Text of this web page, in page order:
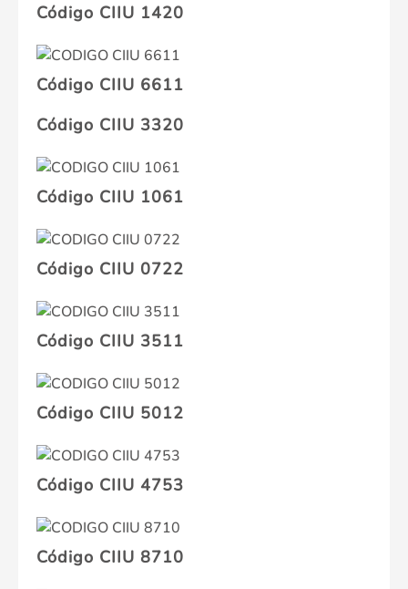
Código CIIU 1420
Código CIIU 6611
Código CIIU 3320
Código CIIU 1061
Código CIIU 0722
Código CIIU 3511
Código CIIU 5012
Código CIIU 4753
Código CIIU 8710